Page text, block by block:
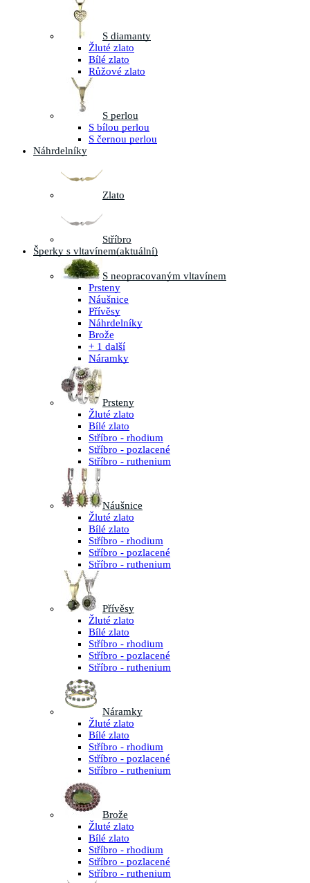
S diamanty
Žluté zlato
Bílé zlato
Růžové zlato
S perlou
S bílou perlou
S černou perlou
Náhrdelníky
Zlato
Stříbro
Šperky s vltavínem(aktuální)
S neopracovaným vltavínem
Prsteny
Náušnice
Přívěsy
Náhrdelníky
Brože
+ 1 další
Náramky
Prsteny
Žluté zlato
Bílé zlato
Stříbro - rhodium
Stříbro - pozlacené
Stříbro - ruthenium
Náušnice
Žluté zlato
Bílé zlato
Stříbro - rhodium
Stříbro - pozlacené
Stříbro - ruthenium
Přívěsy
Žluté zlato
Bílé zlato
Stříbro - rhodium
Stříbro - pozlacené
Stříbro - ruthenium
Náramky
Žluté zlato
Bílé zlato
Stříbro - rhodium
Stříbro - pozlacené
Stříbro - ruthenium
Brože
Žluté zlato
Bílé zlato
Stříbro - rhodium
Stříbro - pozlacené
Stříbro - ruthenium